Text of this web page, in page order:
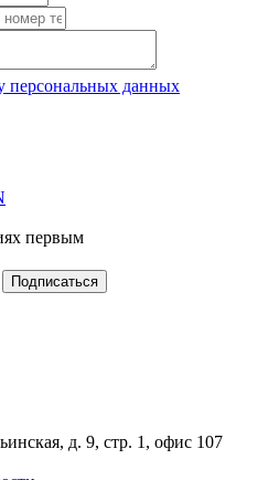
персональных данных
первым
д. 9, стр. 1, офис 107